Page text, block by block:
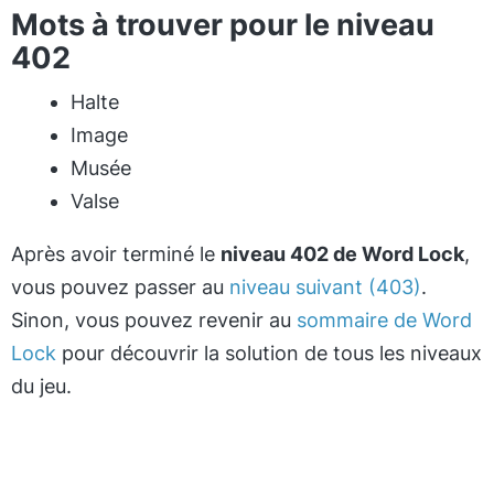
Mots à trouver pour le niveau
402
Halte
Image
Musée
Valse
Après avoir terminé le niveau 402 de Word Lock,
vous pouvez passer au niveau suivant (403).
Sinon, vous pouvez revenir au sommaire de Word
Lock pour découvrir la solution de tous les niveaux
du jeu.